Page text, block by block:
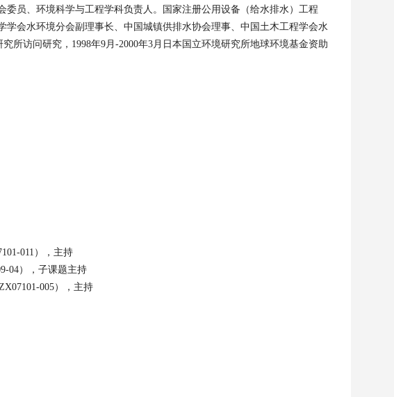
员、环境科学与工程学科负责人。国家注册公用设备（给水排水）工程
会水环境分会副理事长、中国城镇供排水协会理事、中国土木工程学会水
究所访问研究， 1998年9月 -2000年3月日本国立环境研究所地球环境基金资助
011），主持
04），子课题主持
005），主持